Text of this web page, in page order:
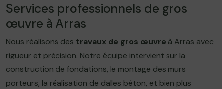
Services professionnels de gros
œuvre à Arras
Nous réalisons des travaux de gros œuvre à Arras avec
rigueur et précision. Notre équipe intervient sur la
construction de fondations, le montage des murs
porteurs, la réalisation de dalles béton, et bien plus